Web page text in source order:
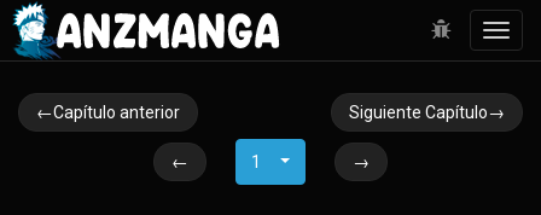
←Capítulo anterior Siguiente Capítulo→
← 1 →